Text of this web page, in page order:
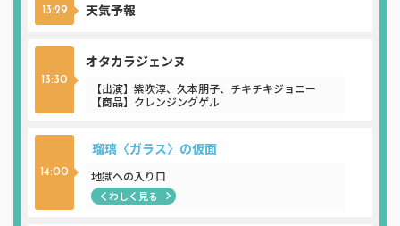
13:29 天気予報
13:30
オタカラジェンヌ
【出演】紫吹淳、久本朋子、チキチキジョニー
【商品】クレンジングゲル
14:00
瑠璃〈ガラス〉の仮面
地獄への入り口
くわしく見る